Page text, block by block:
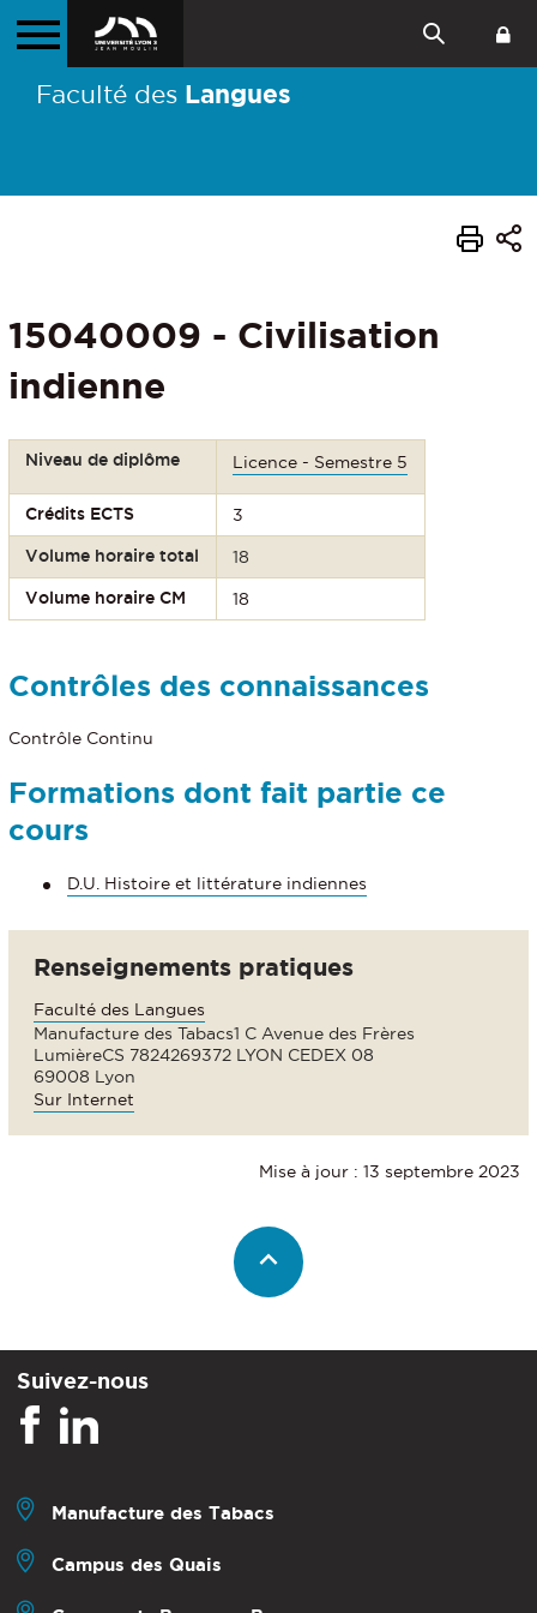
Faculté des Langues
15040009 - Civilisation
indienne
Niveau de diplôme Licence - Semestre 5
Crédits ECTS 3
Volume horaire total 18
Volume horaire CM 18
Contrôles des connaissances
Contrôle Continu
Formations dont fait partie ce
cours
D.U. Histoire et littérature indiennes
Renseignements pratiques
Faculté des Langues
Manufacture des Tabacs1 C Avenue des Frères
LumièreCS 7824269372 LYON CEDEX 08
69008 Lyon
Sur Internet
Mise à jour : 13 septembre 2023
Suivez-nous
Manufacture des Tabacs
Campus des Quais